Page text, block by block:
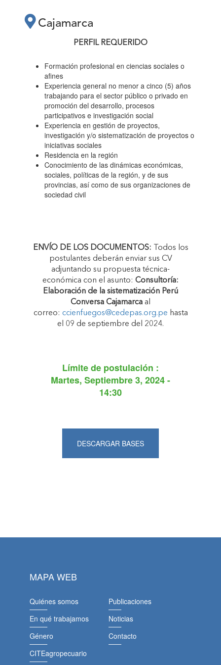
DEL PROCESO DE
DIÁLOGO
POLÍTICO
REGIONAL EN EL
MARCO DEL
PROYECTO PERÚ
CONVERSA -
Cajamarca
PERFIL REQUERIDO
Formación profesional en ciencias sociales o
afines
Experiencia general no menor a cinco (5) años
trabajando para el sector público o privado en
promoción del desarrollo, procesos
participativos e investigación social
Experiencia en gestión de proyectos,
investigación y/o sistematización de proyectos o
iniciativas sociales
Residencia en la región
Conocimiento de las dinámicas económicas,
sociales, políticas de la región, y de sus
provincias, así como de sus organizaciones de
sociedad civil
ENVÍO DE LOS DOCUMENTOS: Todos los
postulantes deberán enviar sus CV
adjuntando su propuesta técnica-
económica con el asunto: Consultoría:
Elaboración de la sistematización Perú
Conversa Cajamarca al
correo: ccienfuegos@cedepas.org.pe hasta
el 09 de septiembre del 2024.
Límite de postulación :
Martes, Septiembre 3, 2024 -
14:30
DESCARGAR BASES
MAPA WEB
Quiénes somos
En qué trabajamos
Género
CITEagropecuario
Publicaciones
Noticias
Contacto